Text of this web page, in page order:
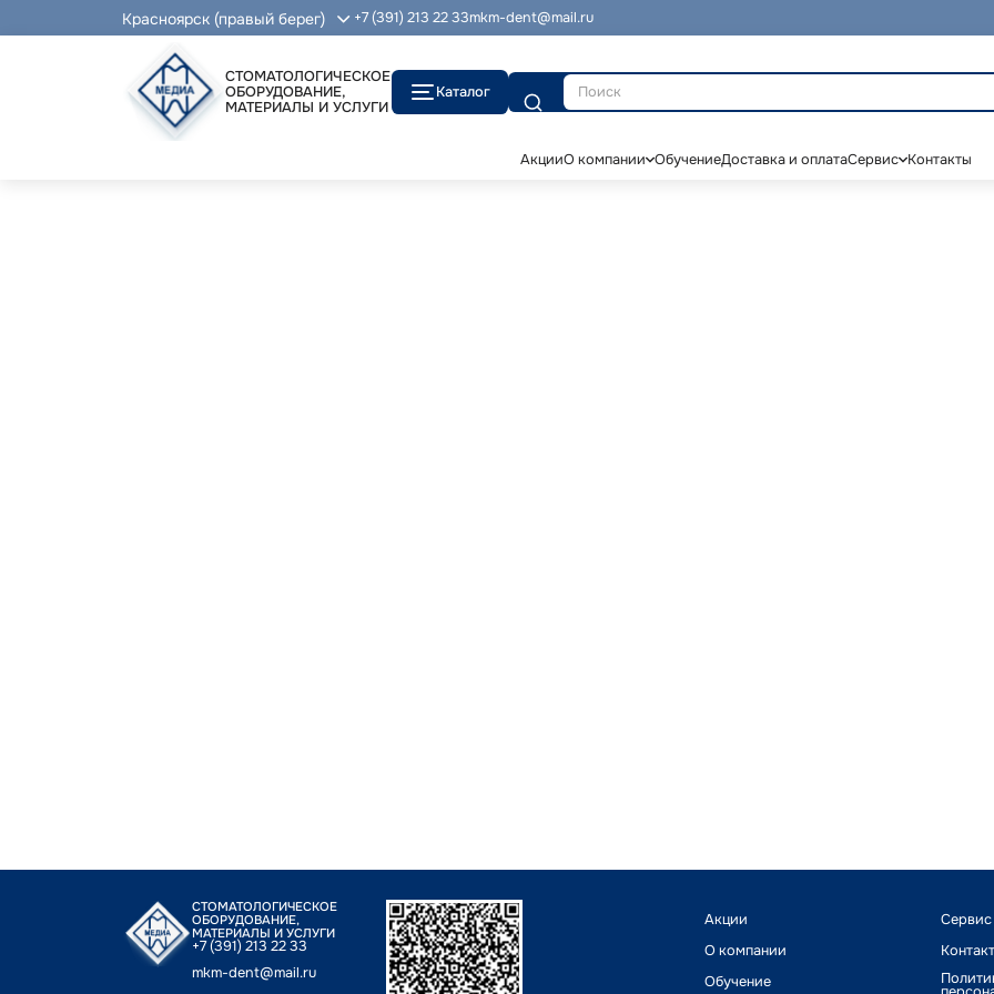
Красноярск (правый берег) +7 (391) 213 22 33mkm-dent@mail.ru
СТОМАТОЛОГИЧЕСКОЕ
ОБОРУДОВАНИЕ,
МАТЕРИАЛЫ И УСЛУГИ
Каталог
Поиск
АкцииО компании ОбучениеДоставка и оплатаСервис Контакты
СТОМАТОЛОГИЧЕСКОЕ
ОБОРУДОВАНИЕ,
МАТЕРИАЛЫ И УСЛУГИ
+7 (391) 213 22 33
mkm-dent@mail.ru
Акции
О компании
Обучение
Сервис